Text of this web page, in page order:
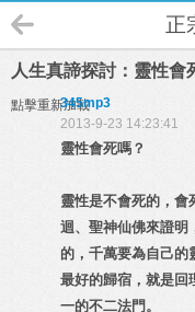
正
人生真諦探討：靈性會
點擊重新加載
345mp3
2013-9-23 14:23:41
靈性會死嗎？
靈性是不會死的，會
迴、聖神仙佛來證明
的，千萬要為自己的
最好的歸宿，就是回
一的不二法門。